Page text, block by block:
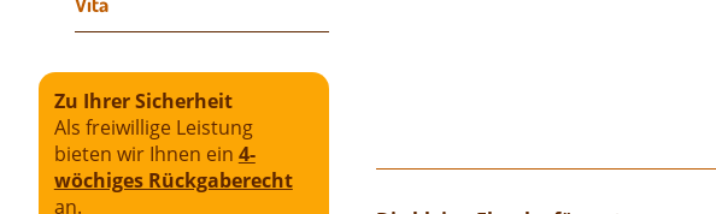
Zu Ihrer Sicherheit
Als freiwillige Leistung
bieten wir Ihnen ein 4-
wöchiges Rückgaberecht
an.